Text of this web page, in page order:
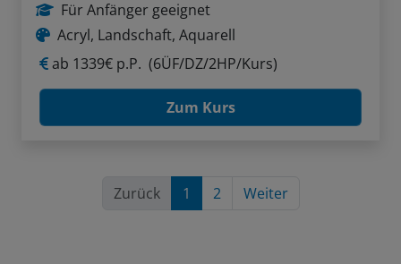
Für Anfänger geeignet
Acryl, Landschaft, Aquarell
ab 1339€ p.P. (6ÜF/DZ/2HP/Kurs)
Zum Kurs
Zurück 1 2 Weiter